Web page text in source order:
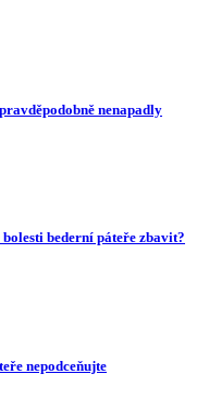
nenapadly
bederní páteře zbavit?
nepodceňujte